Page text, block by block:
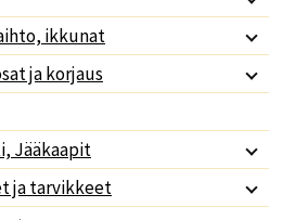
ikkunat
ja korjaus
Jääkaapit
ja tarvikkeet